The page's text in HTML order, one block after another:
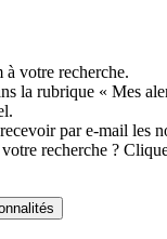
votre recherche.
la rubrique « Mes
par e-mail les
recherche ?